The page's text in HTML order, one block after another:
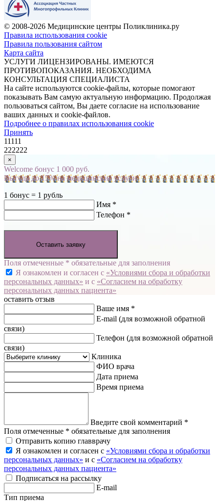
© 2008-2026 Медицинские центры Поликлиника.ру
Правила использования cookie
Правила пользования сайтом
Карта сайта
УСЛУГИ ЛИЦЕНЗИРОВАНЫ. ИМЕЮТСЯ
ПРОТИВОПОКАЗАНИЯ. НЕОБХОДИМА
КОНСУЛЬТАЦИЯ СПЕЦИАЛИСТА
На сайте используются cookie-файлы, которые помогают
показывать Вам самую актуальную информацию. Продолжая
пользоваться сайтом, Вы даете согласие на использование
ваших данных и cookie-файлов.
Подробнее о правилах использования cookie
Принять
11111
222222
×
Welcome бонус 1 000 руб.
Выгода до 15% на медицинские услуги
1 бонус = 1 рубль
Имя *
Телефон *
Оставить заявку
Поля отмеченные * обязательные для заполнения
Я ознакомлен и согласен с «Условиями сбора и обработки
персональных данных» и с «Согласием на обработку
персональных данных пациента»
оставить отзыв
Ваше имя *
E-mail (для возможной обратной
связи)
Телефон (для возможной обратной
связи)
Клиника
ФИО врача
Дата приема
Время приема
Введите свой комментарий *
Поля отмеченные * обязательные для заполнения
Отправить копию главврачу
Я ознакомлен и согласен с «Условиями сбора и обработки
персональных данных» и с «Согласием на обработку
персональных данных пациента»
Подписаться на рассылку
E-mail
Тип приема